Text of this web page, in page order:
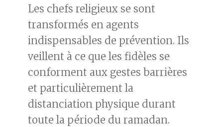
Les chefs religieux se sont
transformés en agents
indispensables de prévention. Ils
veillent à ce que les fidèles se
conforment aux gestes barrières
et particulièrement la
distanciation physique durant
toute la période du ramadan.